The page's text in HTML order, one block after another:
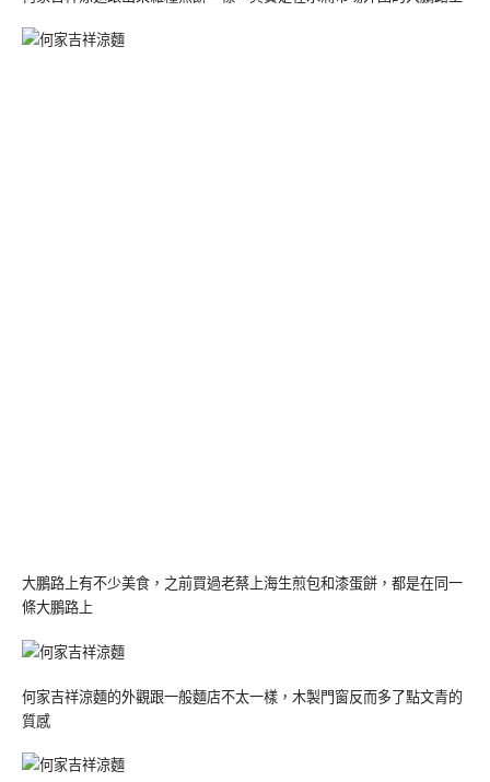
大鵬路上有不少美食，之前買過老蔡上海生煎包和漆蛋餅，都是在同一
條大鵬路上
何家吉祥涼麵的外觀跟一般麵店不太一樣，木製門窗反而多了點文青的
質感